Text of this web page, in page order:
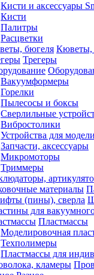
Кисти и аксессуары
Кисти
Палитры
Расцветки
Кюветы,
Трегеры
Вакуумформеры
Горелки
Пылесосы и боксы
Сверлильные
Вибростолики
Устройства для
Запчасти, аксессуары
Микромоторы
Триммеры
Пластмассы
Моделировочная
Техполимеры
Пластмассы для